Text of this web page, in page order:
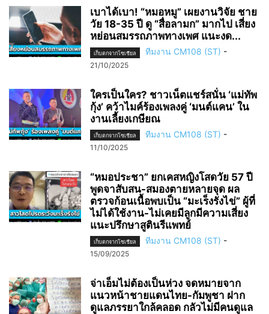
เบาได้เบา! “หมอหมู” เผยงานวิจัย ชาย
วัย 18-35 ปี ดู “สื่อลามก” มากไป เสี่ยง
หย่อนสมรรถภาพทางเพศ แนะงด...
เก็บตกจากโซเชียล ทีมงาน CM108 (ST) -
21/10/2025
ใครเป็นใคร? ชาวเน็ตแชร์สนั่น ‘แม่ทัพ
กุ้ง’ คว้าไมค์ร้องเพลงคู่ ‘มนต์แคน’ ใน
งานเลี้ยงเกษียณ
เก็บตกจากโซเชียล ทีมงาน CM108 (ST) -
11/10/2025
“หมอประชา” ยกเคสหญิงโสดวัย 57 ปี
พูดจาสับสน-สมองตายหลายจุด ผล
ตรวจก้อนเนื้อพบเป็น “มะเร็งรังไข่” ผู้ที่
ไม่ได้ใช้งาน-ไม่เคยมีลูกมีความเสี่ยง
แนะปรึกษาสูตินรีแพทย์
เก็บตกจากโซเชียล ทีมงาน CM108 (ST) -
15/09/2025
จ่าเอ็มไม่ต้องเป็นห่วง จดหมายจาก
แนวหน้าชายแดนไทย-กัมพูชา ฝาก
ดูแลภรรยาใกล้คลอด กลัวไม่มีคนดูแล